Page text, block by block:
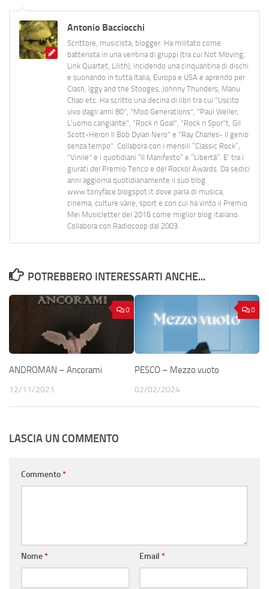
Antonio Bacciocchi
Scrittore, musicista, blogger. Ha militato come
batterista in una ventina di gruppi (tra cui Not Moving,
Link Quartet, Lilith), incidendo una cinquantina di dischi
e suonando in tutta Italia, Europa e USA e aprendo per
Clash, Iggy and the Stooges, Johnny Thunders, Manu
Chao etc. Ha scritto una decina di libri tra cui "Uscito
vivo dagli anni 80", "Mod Generations", "Paul Weller,
L’uomo cangiante", "Rock n Goal", "Rock n Spor"t, Gil
Scott-Heron Il Bob Dylan Nero" e "Ray Charles- Il genio
senza tempo". Collabora con i mensili “Classic Rock”,
"Vinile" e i quotidiani “Il Manifesto” e “Libertà”. E' tra i
giurati del Premio Tenco e del Rockol Awards. Da sedici
anni aggiorna quotidianamente il suo blog
www.tonyface.blogspot.it dove parla di musica,
cinema, culture varie, sport e con cui ha vinto il Premio
Mei Musicletter del 2016 come miglior blog italiano.
Collabora con Radiocoop dal 2003.
POTREBBERO INTERESSARTI ANCHE...
0
ANDROMAN – Ancorami
12/11/2021
0
PESCO – Mezzo vuoto
02/02/2024
LASCIA UN COMMENTO
Commento*
Nome* Email *